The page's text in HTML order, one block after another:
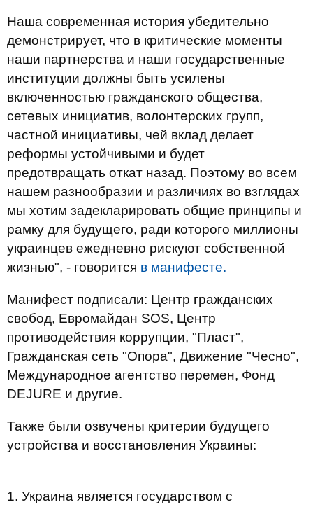
Наша современная история убедительно
демонстрирует, что в критические моменты
наши партнерства и наши государственные
институции должны быть усилены
включенностью гражданского общества,
сетевых инициатив, волонтерских групп,
частной инициативы, чей вклад делает
реформы устойчивыми и будет
предотвращать откат назад. Поэтому во всем
нашем разнообразии и различиях во взглядах
мы хотим задекларировать общие принципы и
рамку для будущего, ради которого миллионы
украинцев ежедневно рискуют собственной
жизнью", - говорится в манифесте.
Манифест подписали: Центр гражданских
свобод, Евромайдан SOS, Центр
противодействия коррупции, "Пласт",
Гражданская сеть "Опора", Движение "Чесно",
Международное агентство перемен, Фонд
DEJURE и другие.
Также были озвучены критерии будущего
устройства и восстановления Украины:
1. Украина является государством с